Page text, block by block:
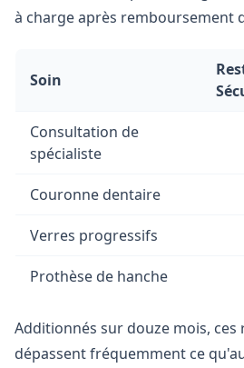
à charge après remboursement
Soin
Consultation de
spécialiste
Couronne dentaire
Verres progressifs
Prothèse de hanche
Additionnés sur douze mois, ces
dépassent fréquemment ce